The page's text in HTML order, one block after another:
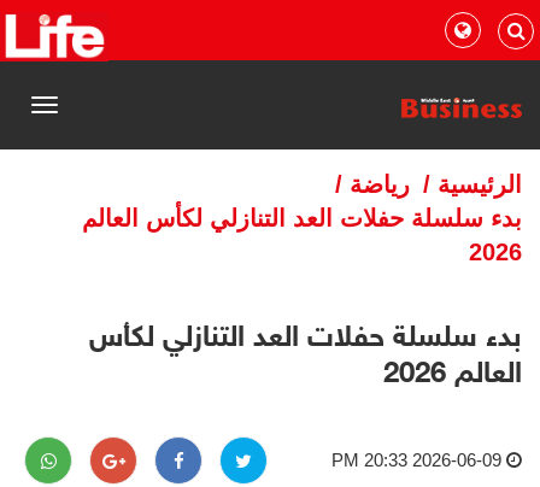
القائمة
الرئيسية / رياضة /
بدء سلسلة حفلات العد التنازلي لكأس العالم
2026
بدء سلسلة حفلات العد التنازلي لكأس
العالم 2026
2026-06-09 20:33 PM